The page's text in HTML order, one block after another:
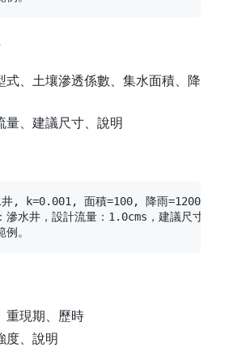
式、土壤滲透係數、集水面積、降
量、建議尺寸、說明
井, k=0.001, 面積=100, 降雨=1200
滲水井，設計流量：1.0cms，建議尺寸：直
重現期、歷時
度、說明